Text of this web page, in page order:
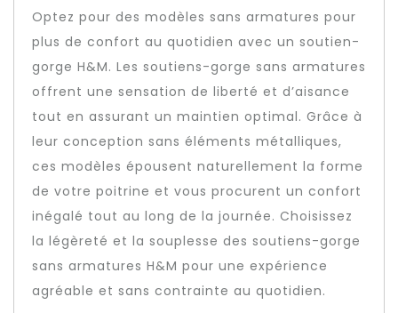
Optez pour des modèles sans armatures pour
plus de confort au quotidien avec un soutien-
gorge H&M. Les soutiens-gorge sans armatures
offrent une sensation de liberté et d’aisance
tout en assurant un maintien optimal. Grâce à
leur conception sans éléments métalliques,
ces modèles épousent naturellement la forme
de votre poitrine et vous procurent un confort
inégalé tout au long de la journée. Choisissez
la légèreté et la souplesse des soutiens-gorge
sans armatures H&M pour une expérience
agréable et sans contrainte au quotidien.